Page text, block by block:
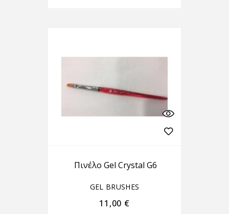
Πινέλο Gel Crystal G6
GEL BRUSHES
11,00 €